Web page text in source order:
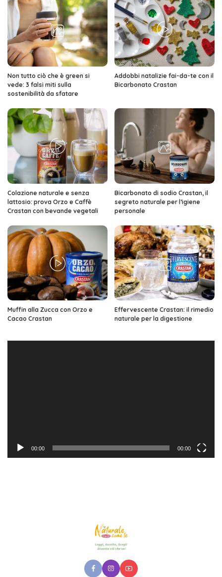
Non tutto ciò che è green si
vede: 3 falsi miti sulla
sostenibilità da sfatare
Addobbi natalizie fai-da-te con il
Bicarbonato Crastan
Colazione naturale e senza
lattosio: prova Orzo e Caffè
Crastan con bevande vegetali
Bicarbonato di sodio Crastan, il
segreto naturale per l’igiene
personale
Muffin alla Zucca con Orzo e
Cacao Crastan
Effervescente Crastan: il rimedio
naturale per la digestione
00:00 00:00